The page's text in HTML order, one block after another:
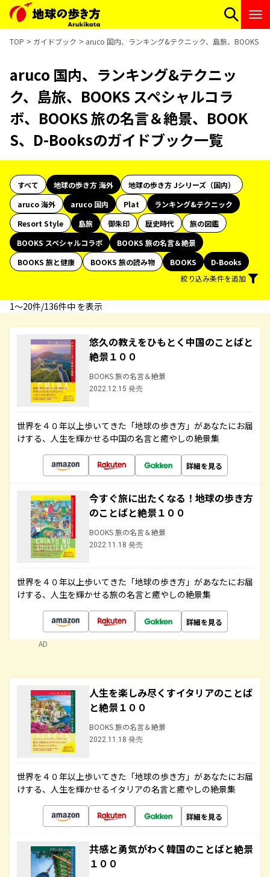
TOP ガイドブック aruco 国内、ランキング&テクニック、島旅、BOOKS
aruco 国内、ランキング&テクニッ
ク、島旅、BOOKS スペシャルコラ
ボ、BOOKS 旅の名言＆絶景、BOOK
S、D-Booksのガイドブック一覧
すべて 地球の歩き方 海外
地球の歩き方 Jシリーズ（国内）
aruco 海外
aruco 国内 Plat
ランキング&テクニック
Resort Style
島旅 御朱印 歴史時代
旅の図鑑
BOOKS スペシャルコラボ
BOOKS 旅の名言＆絶景
BOOKS 旅と健康
BOOKS 旅の読み物 BOOKS
D-Books
絞り込み条件を追加
1〜20件/136件中 を表示
悠久の教えをひもとく中国のことばと
絶景１００
BOOKS 旅の名言＆絶景
2022.12.15 発売
世界を４０年以上歩いてきた「地球の歩き方」があなたにお届
けする、人生を輝かせる中国の名言と癒やしの絶景集
詳細を見る
今すぐ旅に出たくなる！地球の歩き方
のことばと絶景１００
BOOKS 旅の名言＆絶景
2022.11.18 発売
世界を４０年以上歩いてきた「地球の歩き方」があなたにお届
けする、人生を輝かせる旅の名言と癒やしの絶景集
詳細を見る
AD
人生を楽しみ尽くすイタリアのことば
と絶景１００
BOOKS 旅の名言＆絶景
2022.11.18 発売
世界を４０年以上歩いてきた「地球の歩き方」があなたにお届
けする、人生を輝かせるイタリアの名言と癒やしの絶景集
詳細を見る
共感と勇気がわく韓国のことばと絶景
１００